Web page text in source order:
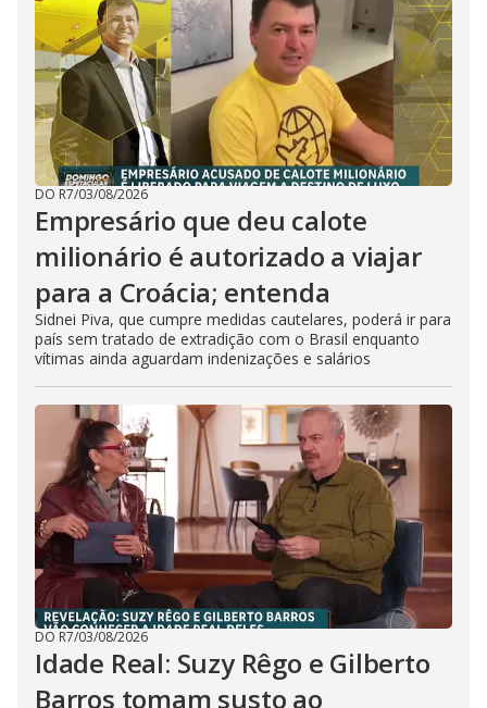
DO R7/03/08/2026
Empresário que deu calote
milionário é autorizado a viajar
para a Croácia; entenda
Sidnei Piva, que cumpre medidas cautelares, poderá ir para
país sem tratado de extradição com o Brasil enquanto
vítimas ainda aguardam indenizações e salários
DO R7/03/08/2026
Idade Real: Suzy Rêgo e Gilberto
Barros tomam susto ao